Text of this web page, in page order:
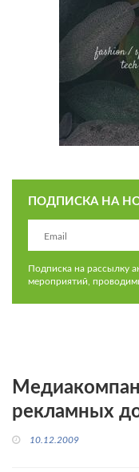
ПОДПИСКА НА
Подписка на рассылку
мероприятий,
рекламных
10.12.2009